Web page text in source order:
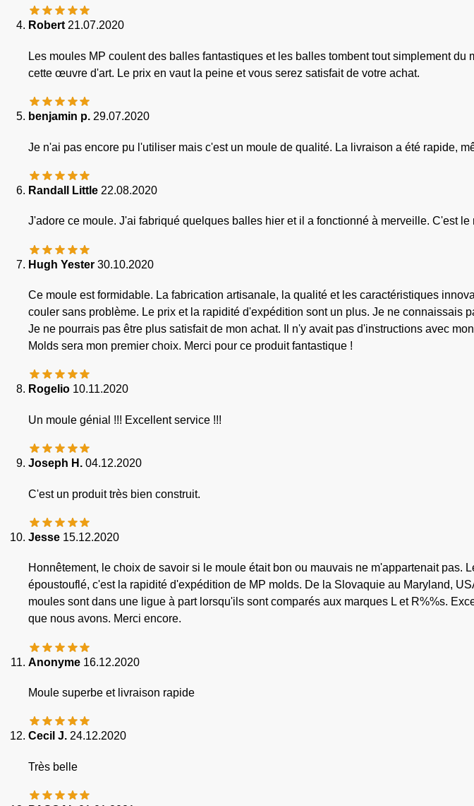
Robert 21.07.2020
Les moules MP coulent des balles fantastiques et les balles tombent tout simplement
cette œuvre d'art. Le prix en vaut la peine et vous serez satisfait de votre achat.
benjamin p. 29.07.2020
Je n'ai pas encore pu l'utiliser mais c'est un moule de qualité. La livraison a été rapide,
Randall Little 22.08.2020
J'adore ce moule. J'ai fabriqué quelques balles hier et il a fonctionné à merveille. C'est
Hugh Yester 30.10.2020
Ce moule est formidable. La fabrication artisanale, la qualité et les caractéristiques
couler sans problème. Le prix et la rapidité d'expédition sont un plus. Je ne
Je ne pourrais pas être plus satisfait de mon achat. Il n'y avait pas d'instructions avec
Molds sera mon premier choix. Merci pour ce produit fantastique !
Rogelio 10.11.2020
Un moule génial !!! Excellent service !!!
Joseph H. 04.12.2020
C'est un produit très bien construit.
Jesse 15.12.2020
Honnêtement, le choix de savoir si le moule était bon ou mauvais ne m'appartenait
époustouflé, c'est la rapidité d'expédition de MP molds. De la Slovaquie au Maryland,
moules sont dans une ligue à part lorsqu'ils sont comparés aux marques L et R%%s.
que nous avons. Merci encore.
Anonyme 16.12.2020
Moule superbe et livraison rapide
Cecil J. 24.12.2020
Très belle